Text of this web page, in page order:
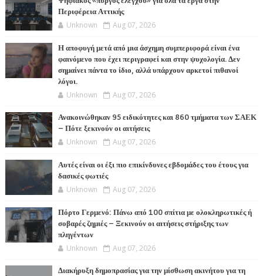
Περιφέρεια Αττικής
Unknown Aug 07, 2026
Η αποφυγή μετά από μια άσχημη συμπεριφορά είναι ένα
φαινόμενο που έχει περιγραφεί και στην ψυχολογία. Δεν
σημαίνει πάντα το ίδιο, αλλά υπάρχουν αρκετοί πιθανοί
λόγοι.
Unknown Aug 07, 2026
Ανακοινώθηκαν 95 ειδικότητες και 860 τμήματα των ΣΑΕΚ
– Πότε ξεκινούν οι αιτήσεις
Unknown Aug 07, 2026
Αυτές είναι οι έξι πιο επικίνδυνες εβδομάδες του έτους για
δασικές φωτιές
Unknown Aug 07, 2026
Πόρτο Γερμενό: Πάνω από 100 σπίτια με ολοκληρωτικές ή
σοβαρές ζημιές – Ξεκινούν οι αιτήσεις στήριξης των
πληγέντων
Unknown Aug 07, 2026
Διακήρυξη δημοπρασίας για την μίσθωση ακινήτου για τη